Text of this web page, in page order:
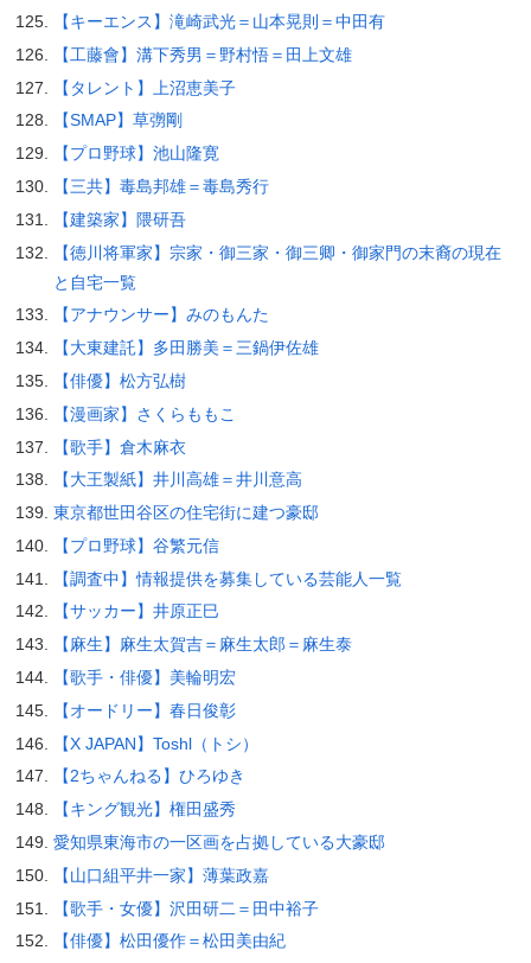
【キーエンス】滝崎武光＝山本晃則＝中田有
【工藤會】溝下秀男＝野村悟＝田上文雄
【タレント】上沼恵美子
【SMAP】草彅剛
【プロ野球】池山隆寛
【三共】毒島邦雄＝毒島秀行
【建築家】隈研吾
【徳川将軍家】宗家・御三家・御三卿・御家門の末裔の現在
と自宅一覧
【アナウンサー】みのもんた
【大東建託】多田勝美＝三鍋伊佐雄
【俳優】松方弘樹
【漫画家】さくらももこ
【歌手】倉木麻衣
【大王製紙】井川高雄＝井川意高
東京都世田谷区の住宅街に建つ豪邸
【プロ野球】谷繁元信
【調査中】情報提供を募集している芸能人一覧
【サッカー】井原正巳
【麻生】麻生太賀吉＝麻生太郎＝麻生泰
【歌手・俳優】美輪明宏
【オードリー】春日俊彰
【X JAPAN】Toshl（トシ）
【2ちゃんねる】ひろゆき
【キング観光】権田盛秀
愛知県東海市の一区画を占拠している大豪邸
【山口組平井一家】薄葉政嘉
【歌手・女優】沢田研二＝田中裕子
【俳優】松田優作＝松田美由紀